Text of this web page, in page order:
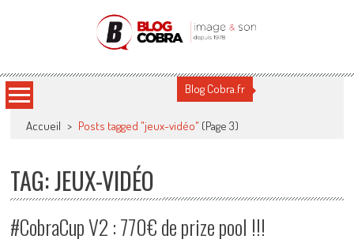
Blog Cobra
Blog Cobra.fr
Accueil > Posts tagged "jeux-vidéo" (Page 3)
TAG: JEUX-VIDÉO
#CobraCup V2 : 770€ de prize pool !!!